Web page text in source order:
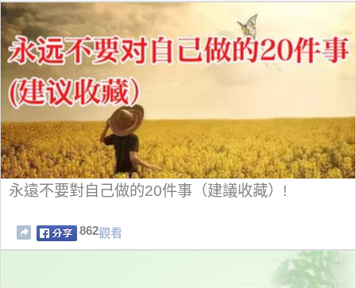
永遠不要對自己做的20件事（建議收藏）!
862觀看